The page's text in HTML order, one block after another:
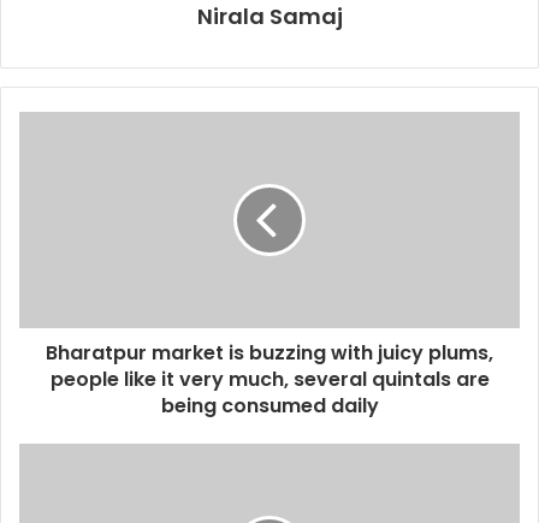
Nirala Samaj
Bharatpur market is buzzing with juicy plums,
people like it very much, several quintals are
being consumed daily